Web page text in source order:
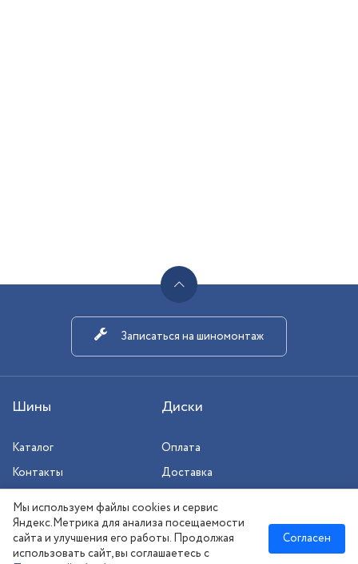
Шины Диски
Каталог
Контакты
Оплата
Доставка
Сезонное хранение
Записаться на шиномонтаж
Мы используем файлы cookies и сервис
Яндекс.Метрика для анализа посещаемости
сайта и улучшения его работы. Продолжая
использовать сайт, вы соглашаетесь с
Согласен